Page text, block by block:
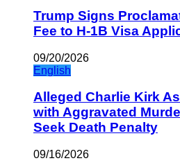
Trump Signs
Fee to H-1B Visa
09/20/2026
English
Alleged Charlie Kirk
with Aggravated
Seek Death Penalty
09/16/2026